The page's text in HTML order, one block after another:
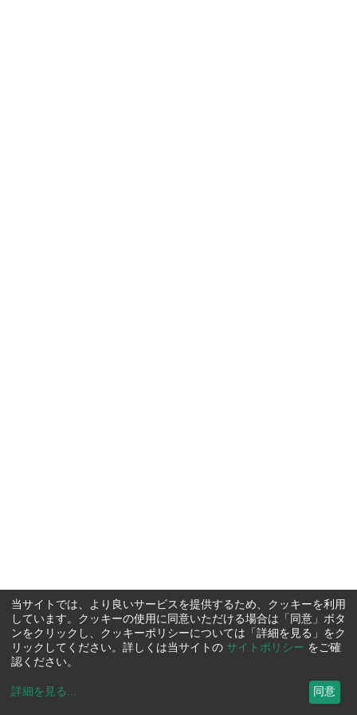
当サイトでは、より良いサービスを提供するため、クッキーを利用
しています。クッキーの使用に同意いただける場合は「同意」ボタ
ンをクリックし、クッキーポリシーについては「詳細を見る」をク
リックしてください。詳しくは当サイトの サイトポリシー をご確
認ください。
詳細を見る ... 同意